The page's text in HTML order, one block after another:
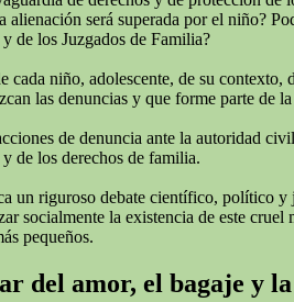
será superada por el niño?
de los Juzgados de Familia?
cada niño, adolescente, de su
las denuncias y que forme parte
de denuncia ante la autoridad
de los derechos de familia.
un riguroso debate científico, político
socialmente la existencia de este
pequeños.
del amor, el bagaje y